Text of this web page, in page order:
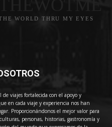
WORLD THRU MY EYES
viajes fortalecida con el apoyo y
en cada viaje y experiencia nos han
Proporcionándonos el mejor valor para
personas, historias, gastronomía y